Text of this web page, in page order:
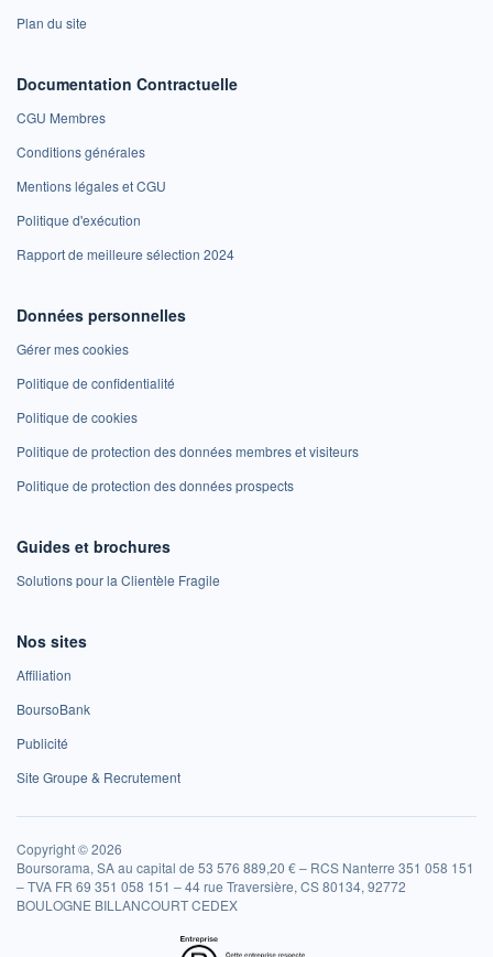
Plan du site
Documentation Contractuelle
CGU Membres
Conditions générales
Mentions légales et CGU
Politique d'exécution
Rapport de meilleure sélection 2024
Données personnelles
Gérer mes cookies
Politique de confidentialité
Politique de cookies
Politique de protection des données membres et visiteurs
Politique de protection des données prospects
Guides et brochures
Solutions pour la Clientèle Fragile
Nos sites
Affiliation
BoursoBank
Publicité
Site Groupe & Recrutement
Copyright © 2026
Boursorama, SA au capital de 53 576 889,20 € – RCS Nanterre 351 058 151
– TVA FR 69 351 058 151 – 44 rue Traversière, CS 80134, 92772
BOULOGNE BILLANCOURT CEDEX